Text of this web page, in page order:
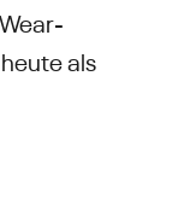
als